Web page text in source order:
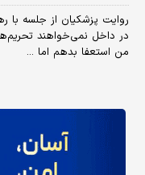
روایت پزشکیان از جلسه با
در داخل نمی‌خواهند
من استعفا بدهم اما ...